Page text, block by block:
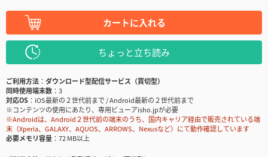
カートに入れる
ちょっと立ち読み
ご利用方法
ダウンロード型配信サービス（買切型）
同時使用端末数
3
対応OS
iOS最新の２世代前まで / Android最新の２世代前まで
※コンテンツの使用にあたり、専用ビューアisho.jpが必要
※Androidは、Android２世代前の端末のうち、国内キャリア経由で販売されている端
末（Xperia、GALAXY、AQUOS、ARROWS、Nexusなど）にて動作確認しています
必要メモリ容量
72 MB以上